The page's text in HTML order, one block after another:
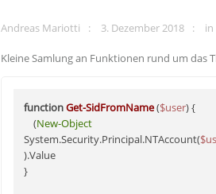
Andreas Mariotti 3. Dezember 2018 in
Kleine Samlung an Funktionen rund um das
functionGet-SidFromName($user) {
    (
New-Object
System.Security.Principal.NTAccount(
).Value
}